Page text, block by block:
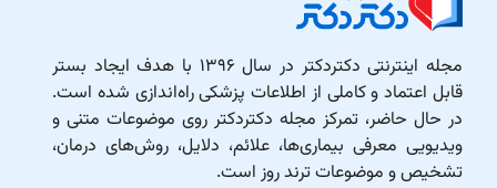
مجله اینترنتی دکتردکتر در سال ۱۳۹۶ با هدف ایجاد بستر
قابل اعتماد و کاملی از اطلاعات پزشکی راه‌اندازی شده است.
در حال حاضر، تمرکز مجله دکتردکتر روی موضوعات متنی و
ویدیویی معرفی بیماری‌ها، علائم، دلایل، روش‌های درمان،
تشخیص و موضوعات ترند روز است.